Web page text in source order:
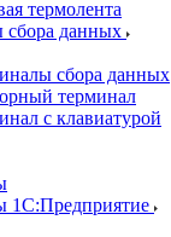
термолента
сбора данных
сбора данных
терминал
с клавиатурой
1С:Предприятие